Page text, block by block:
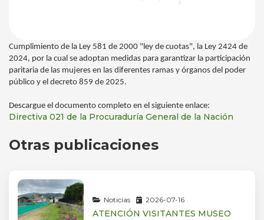
Cumplimiento de la Ley 581 de 2000 "ley de cuotas", la Ley 2424 de
2024, por la cual se adoptan medidas para garantizar la participación
paritaria de las mujeres en las diferentes ramas y órganos del poder
público y el decreto 859 de 2025.
Descargue el documento completo en el siguiente enlace:
Directiva 021 de la Procuraduría General de la Nación
Otras publicaciones
Noticias 2026-07-16
ATENCIÓN VISITANTES MUSEO